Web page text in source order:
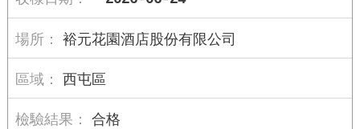
裕元花園酒店股份有限公司
西屯區
合格